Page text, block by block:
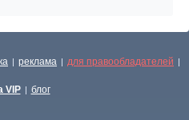
| реклама | для правообладателей |
VIP | блог